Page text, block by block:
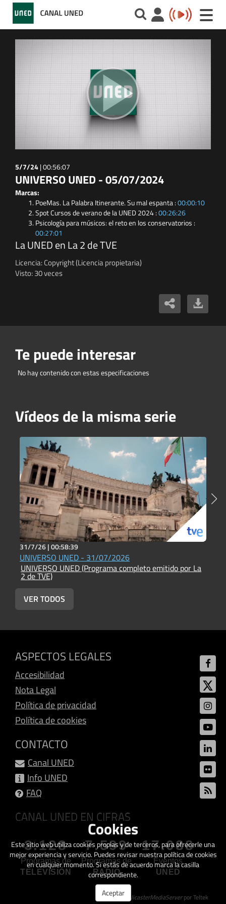
Toggle
5/7/24|00:56:07
UNIVERSO UNED - 05/07/2024
Marcas:
PoeMas. La Palabra Itinerante. Su mal espanta :00:00:10
Spot Cursos de verano de la UNED 2024 :00:26:26
Psicología para músicos: el reto en los conservatorios :
00:27:01
La UNED en La 2 de TVE
Licencia: Copyright (Licencia propietaria)
Visto: 30 veces
Te puede interesar
No hay contenido con estas especificaciones
Vídeos de la misma serie
31/7/26 |00:58:39
UNIVERSO UNED - 31/07/2026
UNIVERSO UNED (Programa completo emitido por La
2 de TVE)
VER TODOS
ASPECTOS LEGALES
Accesibilidad
Nota Legal
Política de privacidad
Política de cookies
CONTACTO
Canal UNED
Info UNED
FAQ
CANAL UNED EN CIFRAS
3.128
Programas de
TELEVISIÓN
7.599
Programas de
RADIO
17.088
Eventos
UNED
Creado con GalicasterMediaServerpor Teltek
Cookies
Este sitio web utiliza cookies propias y de terceros, para ofrecerle una
mejor experiencia y servicio. Puedes revisar nuestra política de cookies
en cualquier momento. Si estás de acuerdo marca la casilla
correspondiente.
Aceptar